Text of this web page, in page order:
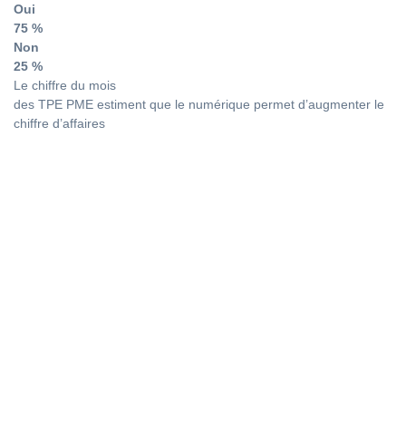
Oui
75 %
Non
25 %
Le chiffre du mois
des TPE PME estiment que le numérique permet d’augmenter le
chiffre d’affaires